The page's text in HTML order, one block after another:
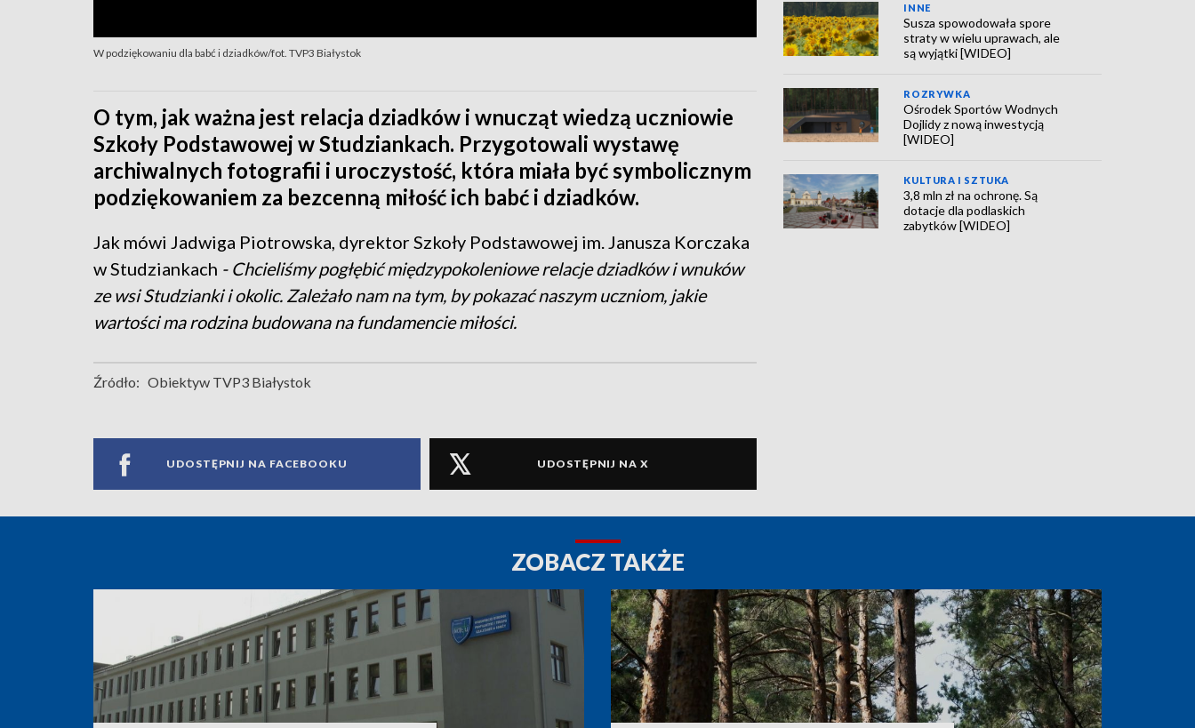
W podziękowaniu dla babć i dziadków/fot. TVP3 Białystok
O tym, jak ważna jest relacja dziadków i wnucząt wiedzą uczniowie
Szkoły Podstawowej w Studziankach. Przygotowali wystawę
archiwalnych fotografii i uroczystość, która miała być symbolicznym
podziękowaniem za bezcenną miłość ich babć i dziadków.
Jak mówi Jadwiga Piotrowska, dyrektor Szkoły Podstawowej im. Janusza Korczaka
w Studziankach - Chcieliśmy pogłębić międzypokoleniowe relacje dziadków i wnuków
ze wsi Studzianki i okolic. Zależało nam na tym, by pokazać naszym uczniom, jakie
wartości ma rodzina budowana na fundamencie miłości.
Źródło: Obiektyw TVP3 Białystok
UDOSTĘPNIJ NA FACEBOOKU UDOSTĘPNIJ NA X
INNE
Susza spowodowała spore
straty w wielu uprawach, ale
są wyjątki [WIDEO]
ROZRYWKA
Ośrodek Sportów Wodnych
Dojlidy z nową inwestycją
[WIDEO]
KULTURA I SZTUKA
3,8 mln zł na ochronę. Są
dotacje dla podlaskich
zabytków [WIDEO]
ZOBACZ TAKŻE